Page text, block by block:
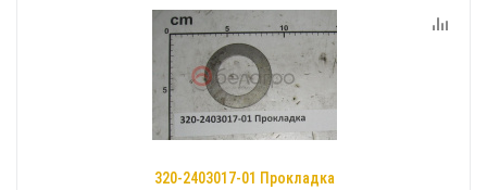
320-2403017-01 Прокладка